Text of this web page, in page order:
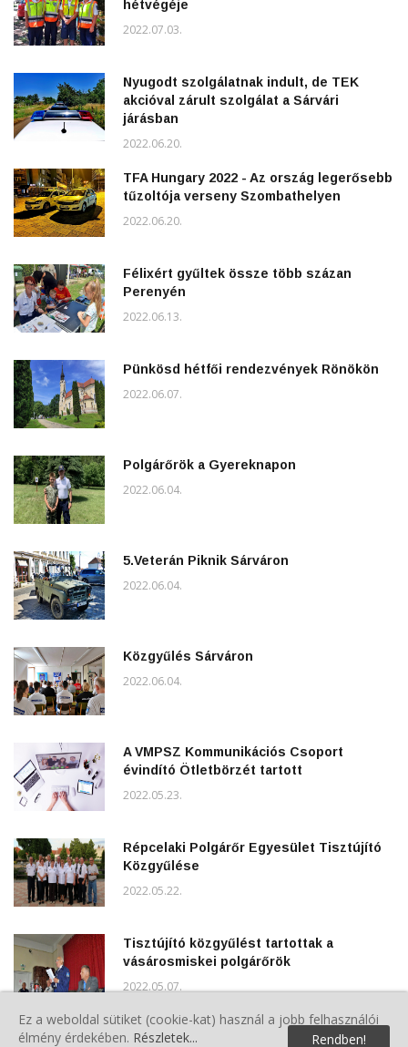
hétvégéje
2022.07.03.
Nyugodt szolgálatnak indult, de TEK
akcióval zárult szolgálat a Sárvári
járásban
2022.06.20.
TFA Hungary 2022 - Az ország legerősebb
tűzoltója verseny Szombathelyen
2022.06.20.
Félixért gyűltek össze több százan
Perenyén
2022.06.13.
Pünkösd hétfői rendezvények Rönökön
2022.06.07.
Polgárőrök a Gyereknapon
2022.06.04.
5.Veterán Piknik Sárváron
2022.06.04.
Közgyűlés Sárváron
2022.06.04.
A VMPSZ Kommunikációs Csoport
évindító Ötletbörzét tartott
2022.05.23.
Répcelaki Polgárőr Egyesület Tisztújító
Közgyűlése
2022.05.22.
Tisztújító közgyűlést tartottak a
vásárosmiskei polgárőrök
2022.05.07.
II.Vasegerszegi Veterán- és Hobbijármű
Ez a weboldal sütiket (cookie-kat) használ a jobb felhasználói
élmény érdekében. Részletek... Rendben!